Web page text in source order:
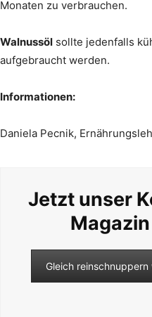
Monaten zu verbrauchen.
Walnussöl sollte jedenfalls
aufgebraucht werden.
Informationen:
Daniela Pecnik,
Jetzt unser
Gleich